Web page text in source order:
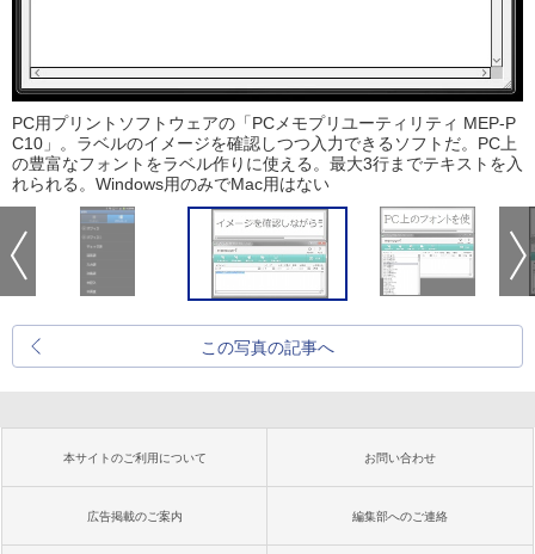
PC用プリントソフトウェアの「PCメモプリユーティリティ MEP-P
C10」。ラベルのイメージを確認しつつ入力できるソフトだ。PC上
の豊富なフォントをラベル作りに使える。最大3行までテキストを入
れられる。Windows用のみでMac用はない
この写真の記事へ
本サイトのご利用について お問い合わせ
広告掲載のご案内 編集部へのご連絡